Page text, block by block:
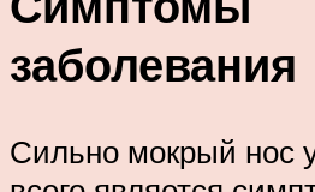
заболевания
Сильно мокрый нос